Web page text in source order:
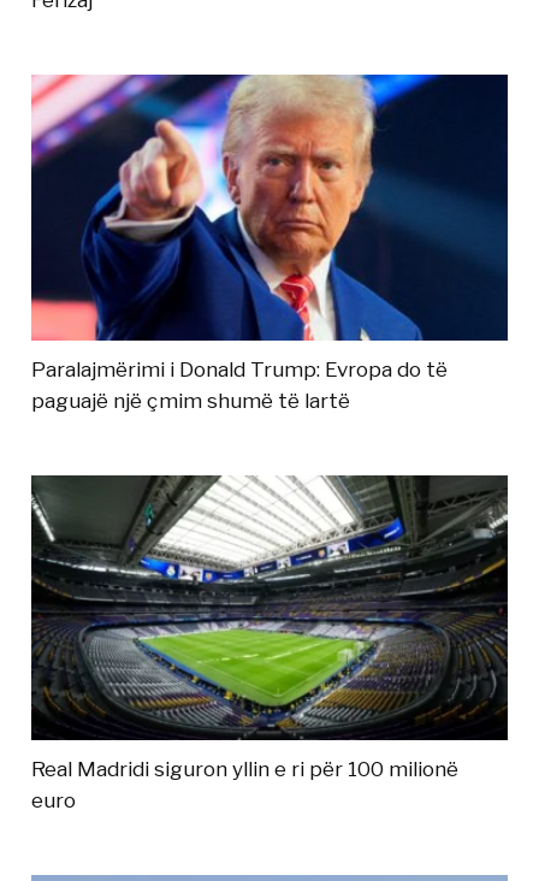
Paralajmërimi i Donald Trump: Evropa do të
paguajë një çmim shumë të lartë
Real Madridi siguron yllin e ri për 100 milionë
euro